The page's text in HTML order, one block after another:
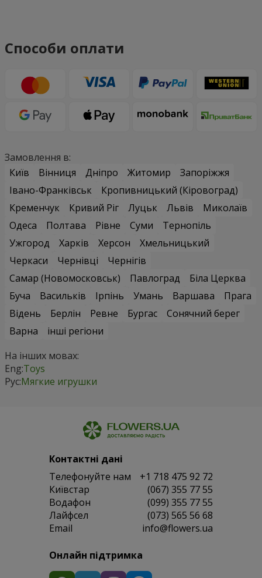
Способи оплати
Замовлення в:
Київ
Вінниця Дніпро Житомир
Запоріжжя
Івано-Франківськ
Кропивницький (Кіровоград)
Кременчук
Кривий Ріг Луцьк Львів
Миколаїв
Одеса
Полтава Рівне Суми
Тернопіль
Ужгород
Харків Херсон
Хмельницький
Черкаси
Чернівці
Чернігів
Самар (Новомосковськ)
Павлоград
Біла Церква
Буча
Васильків Ірпінь Умань Варшава
Прага
Відень
Берлін Ревне Бургас
Сонячний берег
Варна
інші регіони
На інших мовах:
Eng:Toys
Рус:Мягкие игрушки
Контактні дані
Телефонуйте нам
+1 718 475 92 72
Київстар
(067) 355 77 55
Водафон
(099) 355 77 55
Лайфсел
(073) 565 56 68
Email
info@flowers.ua
Онлайн підтримка